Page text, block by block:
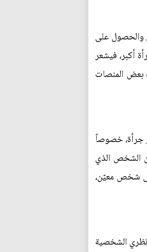
والحصول على
أكبر، فيشعر
بعض المنصات
جرأة، خصوصاً
الشخص الذي
شخص معيّن،
نظري الشخصية